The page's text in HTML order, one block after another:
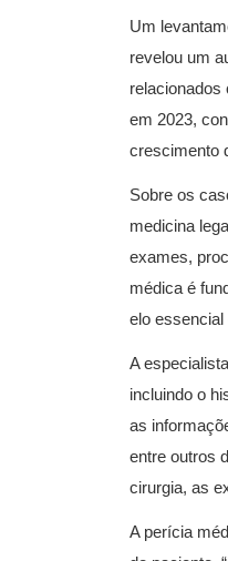
Um
revelou um
relacionados
em 2023,
crescimento
Sobre os
medicina
exames,
médica é
elo essencial
A
incluindo o
as
entre outros
cirurgia, as
A perícia